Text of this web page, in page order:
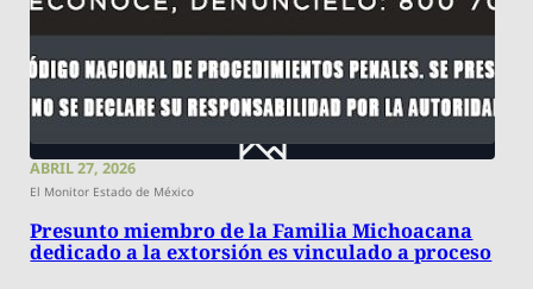
ABRIL 27, 2026
El Monitor Estado de México
Presunto miembro de la Familia Michoacana
dedicado a la extorsión es vinculado a proceso